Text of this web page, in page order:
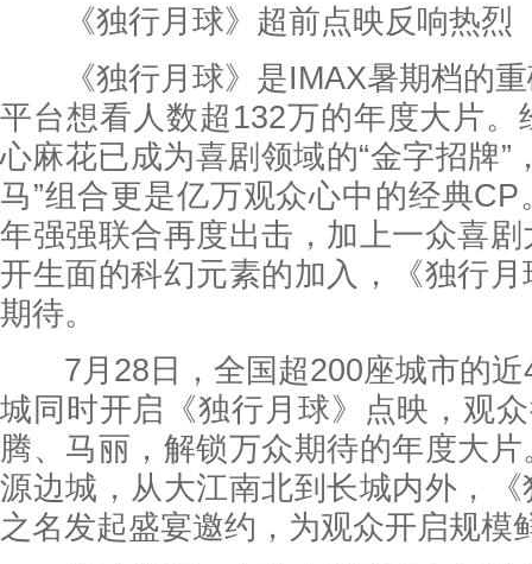
《独行月球》超前点映反响热烈
《独行月球》是IMAX暑期档的重
平台想看人数超132万的年度大片。
心麻花已成为喜剧领域的“金字招牌”
马”组合更是亿万观众心中的经典
年强强联合再度出击，加上一众喜
开生面的科幻元素的加入，《独行
期待。
7月28日，全国超200座城市的近
城同时开启《独行月球》点映，观
腾、马丽，解锁万众期待的年度大
源边城，从大江南北到长城内外，
之名发起盛宴邀约，为观众开启规模